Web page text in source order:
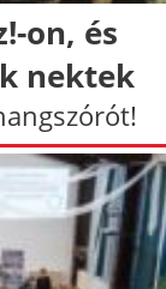
on, és
nektek